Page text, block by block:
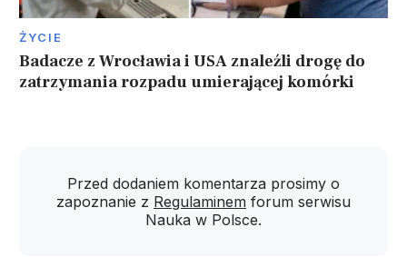
ŻYCIE
Badacze z Wrocławia i USA znaleźli drogę do
zatrzymania rozpadu umierającej komórki
Przed dodaniem komentarza prosimy o
zapoznanie z Regulaminem forum serwisu
Nauka w Polsce.